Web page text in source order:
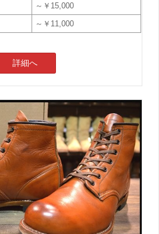
～￥15,000
～￥11,000
詳細へ